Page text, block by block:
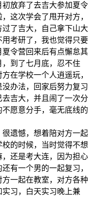
放弃了去吉大参加夏令
这次学会了甩开对方，
了吉大，自己拿下山大
考研了，我也觉得只要
令营回来后有点懈怠其
到了七月底，忍不住
在学校一个人逍遥玩，
办法，回家后努力复习
吉大，并且闹了一次分
愿意分手，毫无底线的
遗憾，想着陪对方一起
的时候，当时觉得不想
还是考大连，因为担心
有一个男的一起复习，
一起在教室，对方各种
习，白天实习晚上兼